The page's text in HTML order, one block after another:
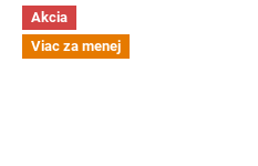
Akcia
Viac za menej